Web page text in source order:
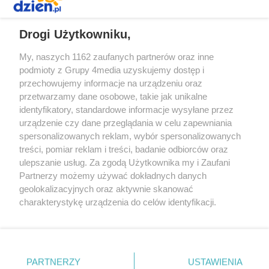
Redakcja Reklama Prywatność
Praca Łódź
the:protocol
Facebook.com
Youtube.com
Drogi Użytkowniku,
My, naszych 1162 zaufanych partnerów oraz inne
podmioty z Grupy 4media uzyskujemy dostęp i
przechowujemy informacje na urządzeniu oraz
przetwarzamy dane osobowe, takie jak unikalne
identyfikatory, standardowe informacje wysyłane przez
urządzenie czy dane przeglądania w celu zapewniania
spersonalizowanych reklam, wybór spersonalizowanych
treści, pomiar reklam i treści, badanie odbiorców oraz
ulepszanie usług. Za zgodą Użytkownika my i Zaufani
Partnerzy możemy używać dokładnych danych
geolokalizacyjnych oraz aktywnie skanować
charakterystykę urządzenia do celów identyfikacji.
zmienić/wycofać klikając przycisk ustawień prywatności
PARTNERZY USTAWIENIA